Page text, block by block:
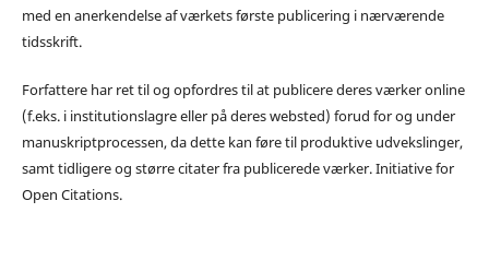
med en anerkendelse af værkets første publicering i nærværende
tidsskrift.
Forfattere har ret til og opfordres til at publicere deres værker online
(f.eks. i institutionslagre eller på deres websted) forud for og under
manuskriptprocessen, da dette kan føre til produktive udvekslinger,
samt tidligere og større citater fra publicerede værker. Initiative for
Open Citations.